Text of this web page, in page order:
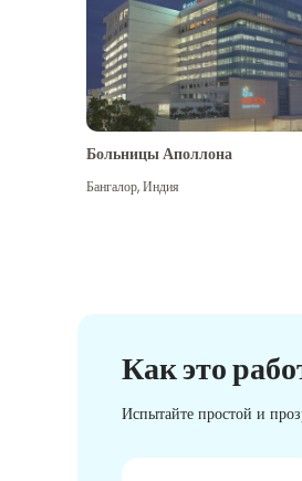
Больницы Аполлона
Бангалор,Индия
Как это
Испытайте простой и